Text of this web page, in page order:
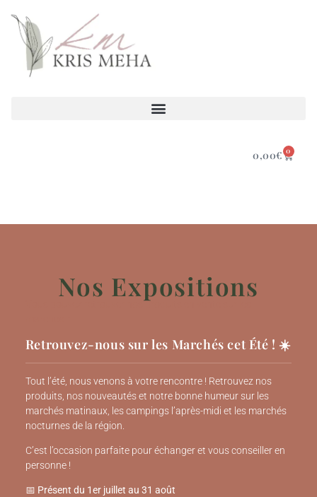
0,00€ 0
Nos Expositions
Vous pouvez retrouver nos produits en vente sur les
Retrouvez-nous sur les Marchés cet Été ! ☀️
Tout l’été, nous venons à votre rencontre ! Retrouvez nos
produits, nos nouveautés et notre bonne humeur sur les
marchés matinaux, les campings l’après-midi et les marchés
nocturnes de la région.
C’est l’occasion parfaite pour échanger et vous conseiller en
personne !
📅 Présent du 1er juillet au 31 août